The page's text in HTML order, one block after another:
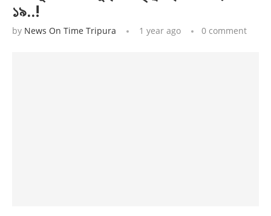
১৯..!
by News On Time Tripura 1 year ago 0 comment